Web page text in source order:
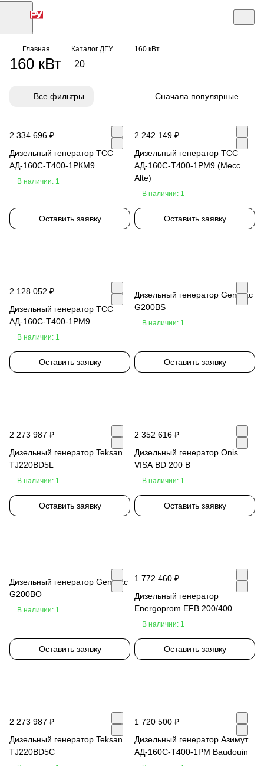
Главная Каталог ДГУ 160 кВт
160 кВт 20
Все фильтры Сначала популярные
2 334 696 ₽
Дизельный генератор ТСС
АД-160С-Т400-1РКМ9
В наличии: 1
Оставить заявку
2 242 149 ₽
Дизельный генератор ТСС
АД-160С-Т400-1РМ9 (Mecc
Alte)
В наличии: 1
Оставить заявку
2 128 052 ₽
Дизельный генератор ТСС
АД-160С-Т400-1РМ9
В наличии: 1
Оставить заявку
Дизельный генератор Genmac
G200BS
В наличии: 1
Оставить заявку
2 273 987 ₽
Дизельный генератор Teksan
TJ220BD5L
В наличии: 1
Оставить заявку
2 352 616 ₽
Дизельный генератор Onis
VISA BD 200 B
В наличии: 1
Оставить заявку
Дизельный генератор Genmac
G200BO
В наличии: 1
Оставить заявку
1 772 460 ₽
Дизельный генератор
Energoprom EFB 200/400
В наличии: 1
Оставить заявку
2 273 987 ₽
Дизельный генератор Teksan
TJ220BD5C
1 720 500 ₽
Дизельный генератор Азимут
АД-160С-Т400-1РМ Baudouin